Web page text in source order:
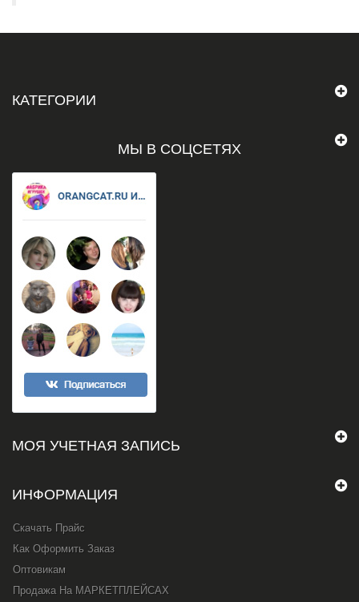
КАТЕГОРИИ
МЫ В СОЦСЕТЯХ
МОЯ УЧЕТНАЯ ЗАПИСЬ
ИНФОРМАЦИЯ
Скачать Прайс
Как Оформить Заказ
Оптовикам
Продажа На МАРКЕТПЛЕЙСАХ